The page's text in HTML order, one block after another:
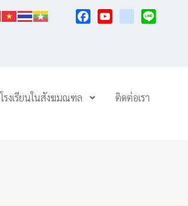
โรงเรียนในสังฆมณฑล ติดต่อเรา